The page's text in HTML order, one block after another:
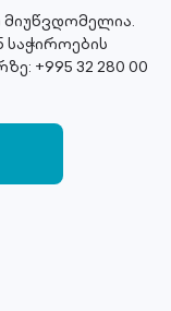
+995 32 280 00